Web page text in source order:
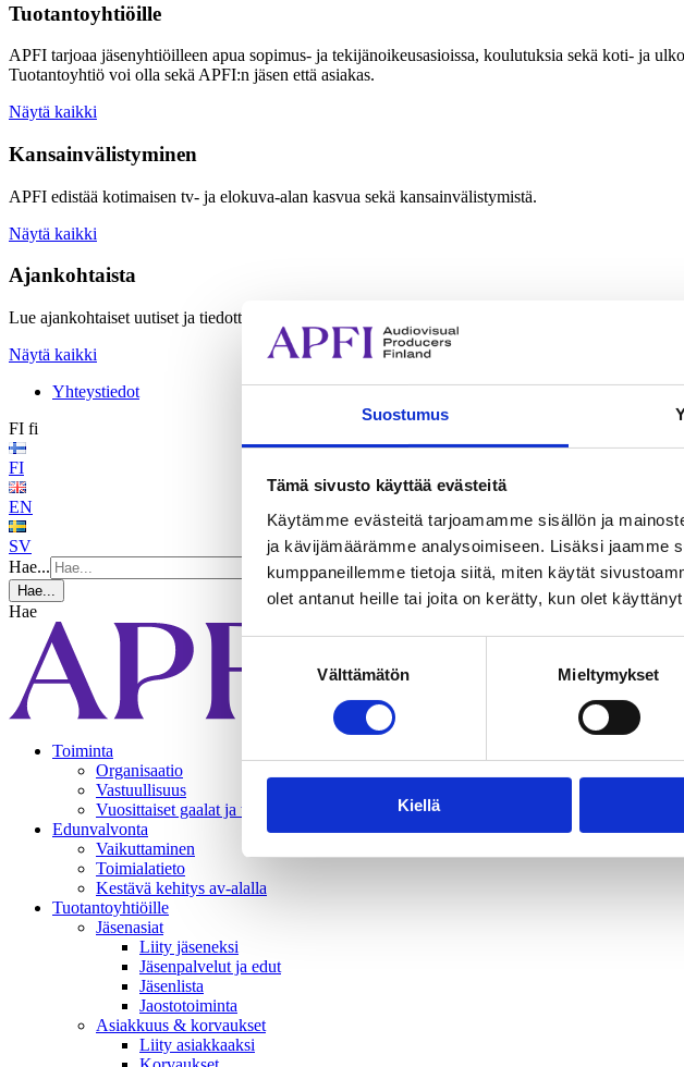
Suostumus
Tämä sivusto käyttää evästeitä
Käytämme evästeitä tarjoamamme sisällön ja
ja kävijämäärämme analysoimiseen. Lisäksi jaamme
kumppaneillemme tietoja siitä, miten käytät
olet antanut heille tai joita on kerätty, kun olet
valinta
Välttämätön Mieltymykset
Kiellä
Tuotantoyhtiöille
APFI tarjoaa jäsenyhtiöilleen apua sopimus- ja tekijänoikeusasioissa, koulutuksia sekä koti- ja
Tuotantoyhtiö voi olla sekä APFI:n jäsen että asiakas.
Näytä kaikki
Kansainvälistyminen
APFI edistää kotimaisen tv- ja elokuva-alan kasvua sekä kansainvälistymistä.
Näytä kaikki
Ajankohtaista
Lue ajankohtaiset uutiset ja tiedotteet sekä tutustu APFI:n järjestämiin tapahtumiin ja koulutuksiin.
Näytä kaikki
Yhteystiedot
FI fi
FI
EN
SV
Hae...
Hae...
Hae
Audiovisual
Toiminta
Organisaatio
Vastuullisuus
Vuosittaiset gaalat ja tapahtumat
Edunvalvonta
Vaikuttaminen
Toimialatieto
Kestävä kehitys av-alalla
Tuotantoyhtiöille
Jäsenasiat
Liity jäseneksi
Jäsenpalvelut ja edut
Jäsenlista
Jaostotoiminta
Asiakkuus & korvaukset
Liity asiakkaaksi